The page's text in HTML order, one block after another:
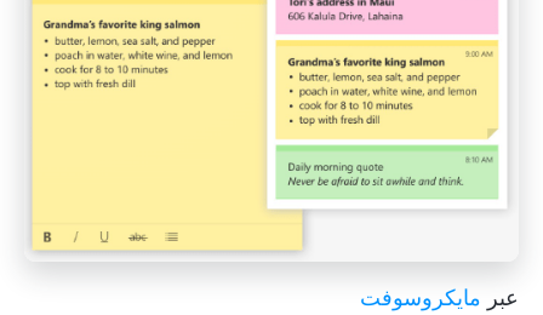
عبر مايكروسوفت